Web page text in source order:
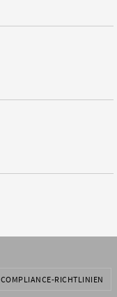
COMPLIANCE-RICHTLINIEN